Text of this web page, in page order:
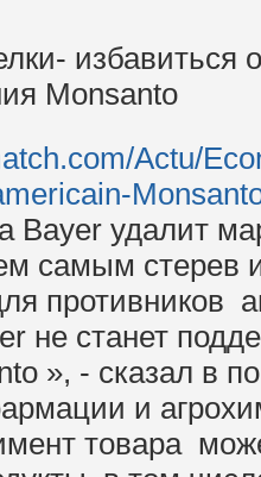
избавиться
Monsanto
Actu/
Bayer удалит
самым стерев
противников
не станет
», - сказал в
и
товара